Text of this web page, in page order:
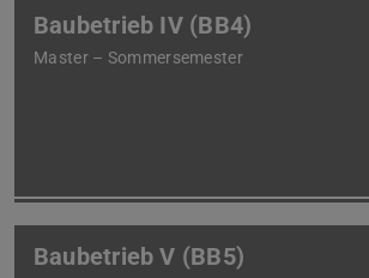
Baubetrieb IV (BB4)
Master – Sommersemester
Baubetrieb V (BB5)